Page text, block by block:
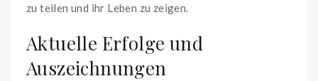
zu teilen und ihr Leben zu zeigen.
Aktuelle Erfolge und
Auszeichnungen